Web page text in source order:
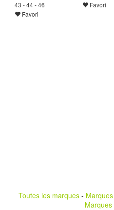
43 - 44 - 46
Favori
Favori
Toutes les marques -